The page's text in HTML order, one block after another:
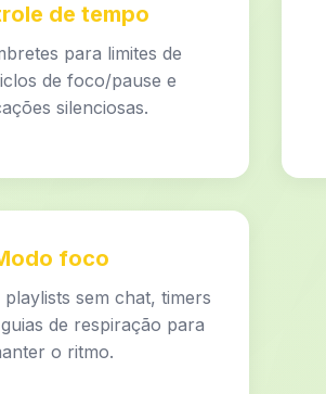
de tempo
para limites de
de foco/pause e
silenciosas.
foco
playlists sem chat, timers
de respiração para
o ritmo.